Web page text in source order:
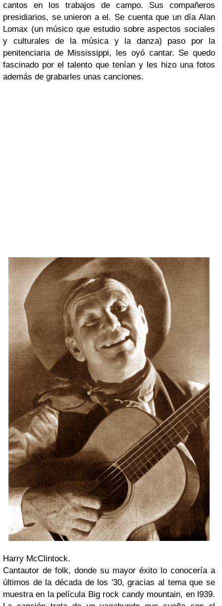
cantos en los trabajos de campo. Sus compañeros
presidiarios, se unieron a el. Se cuenta que un día Alan
Lomax (un músico que estudio sobre aspectos sociales
y culturales de la música y la danza) paso por la
penitenciaria de Mississippi, les oyó cantar. Se quedo
fascinado por el talento que tenían y les hizo una fotos
además de grabarles unas canciones.
Harry McClintock.
Cantautor de folk, donde su mayor éxito lo conocería a
últimos de la década de los '30, gracias al tema que se
muestra en la película Big rock candy mountain, en l939.